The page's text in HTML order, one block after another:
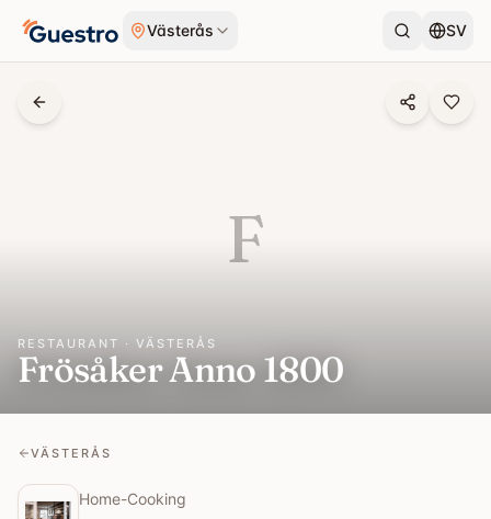
Västerås SV
F
RESTAURANT · VÄSTERÅS
Frösåker Anno 1800
VÄSTERÅS
Home-Cooking